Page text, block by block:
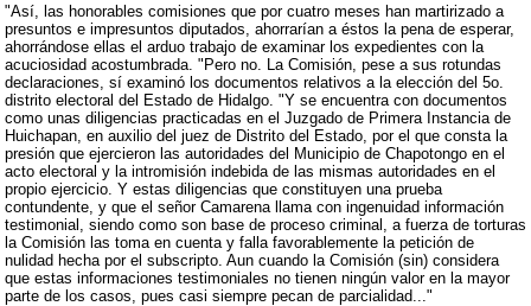
"Así, las honorables comisiones que por cuatro meses han martirizado a
presuntos e impresuntos diputados, ahorrarían a éstos la pena de esperar,
ahorrándose ellas el arduo trabajo de examinar los expedientes con la
acuciosidad acostumbrada. "Pero no. La Comisión, pese a sus rotundas
declaraciones, sí examinó los documentos relativos a la elección del 5o.
distrito electoral del Estado de Hidalgo. "Y se encuentra con documentos
como unas diligencias practicadas en el Juzgado de Primera Instancia de
Huichapan, en auxilio del juez de Distrito del Estado, por el que consta la
presión que ejercieron las autoridades del Municipio de Chapotongo en el
acto electoral y la intromisión indebida de las mismas autoridades en el
propio ejercicio. Y estas diligencias que constituyen una prueba
contundente, y que el señor Camarena llama con ingenuidad información
testimonial, siendo como son base de proceso criminal, a fuerza de torturas
la Comisión las toma en cuenta y falla favorablemente la petición de
nulidad hecha por el subscripto. Aun cuando la Comisión (sin) considera
que estas informaciones testimoniales no tienen ningún valor en la mayor
parte de los casos, pues casi siempre pecan de parcialidad..."